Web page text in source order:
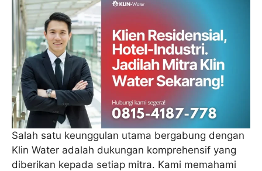
Salah satu keunggulan utama bergabung dengan
Klin Water adalah dukungan komprehensif yang
diberikan kepada setiap mitra. Kami memahami